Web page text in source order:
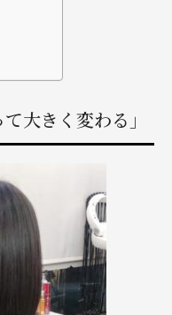
大きく変わる」